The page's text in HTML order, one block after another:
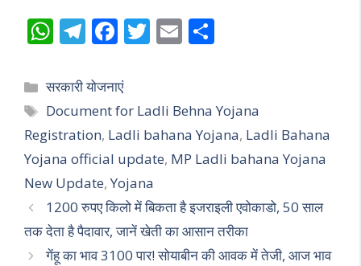
W
at
s
A
p
p
T
e
gr
a
m
F
e
b
o
o
k
T
er
E
l e
Categories
सरकारी योजनाएं
Tags
Document for Ladli Behna Yojana
Registration, Ladli bahana Yojana, Ladli Bahana
Yojana official update, MP Ladli bahana Yojana
New Update, Yojana
1200 रुपए किलो में बिकता है इजराइली एवोकाडो, 50 साल
तक देता है पैदावार, जानें खेती का आसान तरीका
गेंहू का भाव 3100 पार! सोयाबीन की आवक में तेजी, आज भाव